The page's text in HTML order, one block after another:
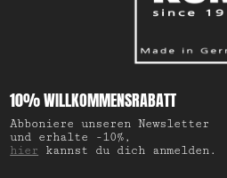
10% WILLKOMMENSRABATT
Abboniere unseren Newsletter
und erhalte -10%,
hier kannst du dich anmelden.